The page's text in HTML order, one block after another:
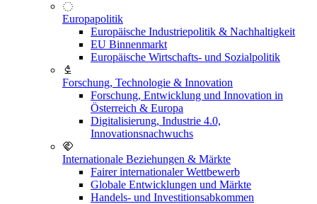
Europapolitik
Europäische Industriepolitik & Nachhaltigkeit
EU Binnenmarkt
Europäische Wirtschafts- und Sozialpolitik
Forschung, Technologie & Innovation
Forschung, Entwicklung und Innovation in
Österreich & Europa
Digitalisierung, Industrie 4.0,
Innovationsnachwuchs
Internationale Beziehungen & Märkte
Fairer internationaler Wettbewerb
Globale Entwicklungen und Märkte
Handels- und Investitionsabkommen